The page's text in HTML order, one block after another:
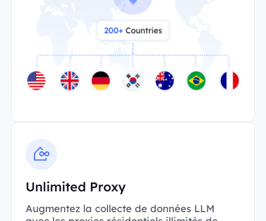
Unlimited Proxy
Augmentez la collecte de données LLM